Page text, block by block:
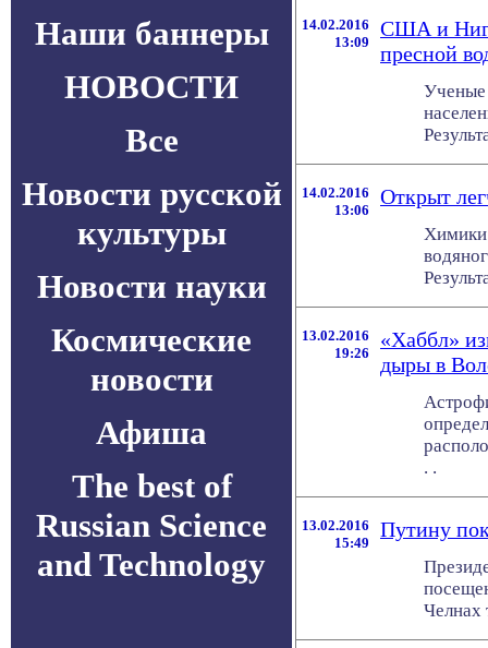
Наши баннеры
НОВОСТИ
Все
Новости русской
культуры
Новости науки
Космические
новости
Афиша
The best of
Russian Science
and Technology
14.02.2016
13:09
США и
пресной
Ученые
14.02.2016
13:06
Открыт
13.02.2016
19:26
«Хаббл»
дыры в
. .
13.02.2016
15:49
Путину
Челнах